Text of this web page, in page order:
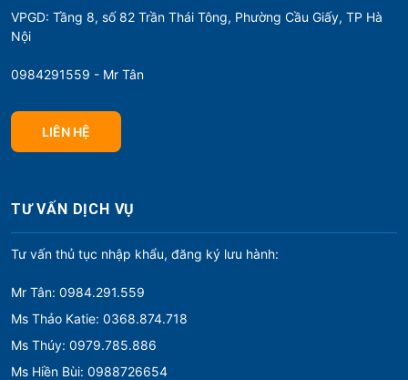
VPGD: Tầng 8, số 82 Trần Thái Tông, Phường Cầu Giấy, TP Hà
Nội
0984291559 - Mr Tân
LIÊN HỆ
TƯ VẤN DỊCH VỤ
Tư vấn thủ tục nhập khẩu, đăng ký lưu hành:
Mr Tân: 0984.291.559
Ms Thảo Katie: 0368.874.718
Ms Thúy: 0979.785.886
Ms Hiền Bùi: 0988726654